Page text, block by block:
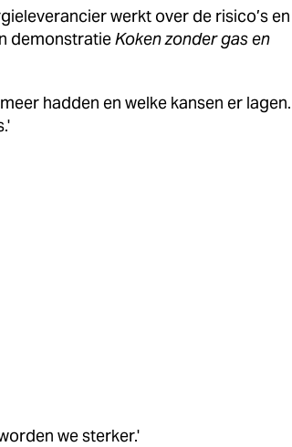
werkt over de risico’s en
demonstratieKoken zonder gas en
hadden en welke kansen er lagen.
we sterker.'